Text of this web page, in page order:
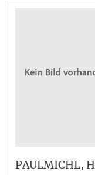
PAULMICHL,